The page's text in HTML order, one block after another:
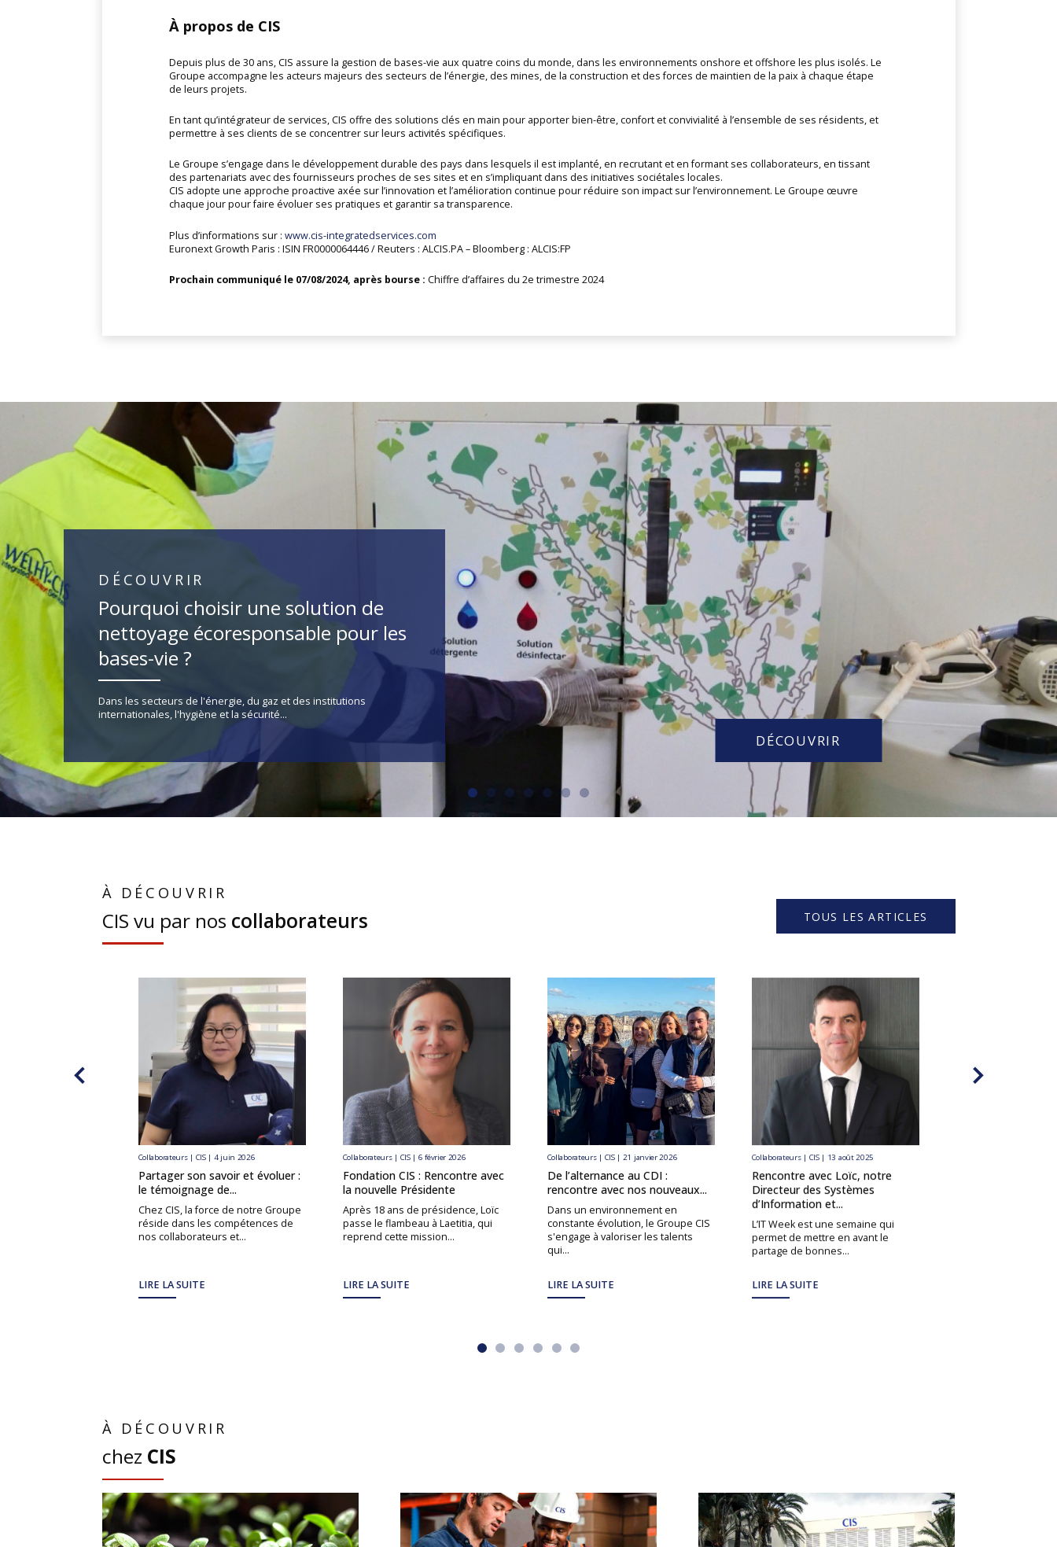
À propos de CIS
Depuis plus de 30 ans, CIS assure la gestion de bases-vie aux quatre coins du monde, dans les environnements onshore et offshore les plus isolés. Le
Groupe accompagne les acteurs majeurs des secteurs de l’énergie, des mines, de la construction et des forces de maintien de la paix à chaque étape
de leurs projets.
En tant qu’intégrateur de services, CIS offre des solutions clés en main pour apporter bien-être, confort et convivialité à l’ensemble de ses résidents, et
permettre à ses clients de se concentrer sur leurs activités spécifiques.
Le Groupe s’engage dans le développement durable des pays dans lesquels il est implanté, en recrutant et en formant ses collaborateurs, en tissant
des partenariats avec des fournisseurs proches de ses sites et en s’impliquant dans des initiatives sociétales locales.
CIS adopte une approche proactive axée sur l’innovation et l’amélioration continue pour réduire son impact sur l’environnement. Le Groupe œuvre
chaque jour pour faire évoluer ses pratiques et garantir sa transparence.
Plus d’informations sur : www.cis-integratedservices.com
Euronext Growth Paris : ISIN FR0000064446 / Reuters : ALCIS.PA – Bloomberg : ALCIS:FP
Prochain communiqué le 07/08/2024, après bourse : Chiffre d’affaires du 2e trimestre 2024
DÉCOUVRIR
Pourquoi choisir une solution de
nettoyage écoresponsable pour les
bases-vie ?
Dans les secteurs de l'énergie, du gaz et des institutions
internationales, l'hygiène et la sécurité...
DÉCOUVRIR
À DÉCOUVRIR
CIS vu par nos collaborateurs TOUS LES ARTICLES
Collaborateurs | CIS | 4 juin 2026
Partager son savoir et évoluer :
le témoignage de...
Chez CIS, la force de notre Groupe
réside dans les compétences de
nos collaborateurs et...
LIRE LA SUITE
Collaborateurs | CIS | 6 février 2026
Fondation CIS : Rencontre avec
la nouvelle Présidente
Après 18 ans de présidence, Loïc
passe le flambeau à Laetitia, qui
reprend cette mission...
LIRE LA SUITE
Collaborateurs | CIS | 21 janvier 2026
De l’alternance au CDI :
rencontre avec nos nouveaux...
Dans un environnement en
constante évolution, le Groupe CIS
s'engage à valoriser les talents
qui...
LIRE LA SUITE
Collaborateurs | CIS | 13 août 2025
Rencontre avec Loïc, notre
Directeur des Systèmes
d’Information et...
L’IT Week est une semaine qui
permet de mettre en avant le
partage de bonnes...
LIRE LA SUITE
À DÉCOUVRIR
chez CIS